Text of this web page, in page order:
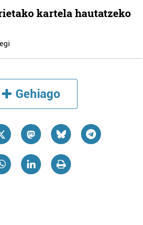
kartela hautatzeko
Gehiago